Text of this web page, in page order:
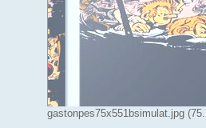
gastonpes75x551bsimulat.jpg